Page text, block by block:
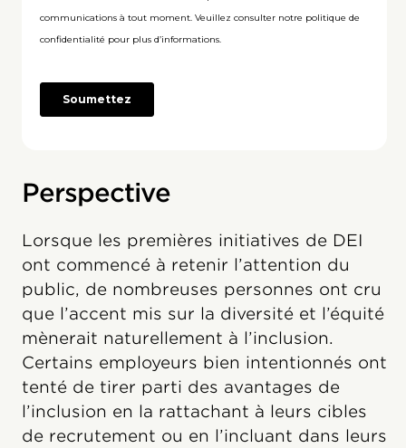
Perspective
Lorsque les premières initiatives de DEI
ont commencé à retenir l’attention du
public, de nombreuses personnes ont cru
que l’accent mis sur la diversité et l’équité
mènerait naturellement à l’inclusion.
Certains employeurs bien intentionnés ont
tenté de tirer parti des avantages de
l’inclusion en la rattachant à leurs cibles
de recrutement ou en l’incluant dans leurs